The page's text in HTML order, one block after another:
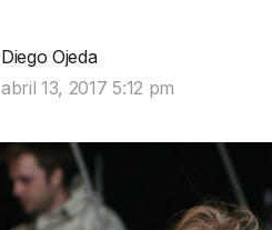
Diego Ojeda
abril 13, 2017 5:12 pm